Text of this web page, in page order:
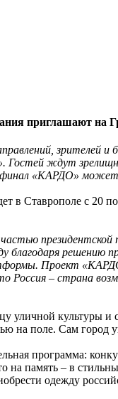
приглашают
зрителей
ждут
«КАРДО»
в Ставрополе с 20
президентской
благодаря
Проект
Россия – страна
уличной культуры
на поле. Сам
программа:
на память – в
одежду